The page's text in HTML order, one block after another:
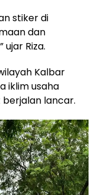
stiker di
dan
Riza.
Kalbar
iklim usaha
berjalan lancar.